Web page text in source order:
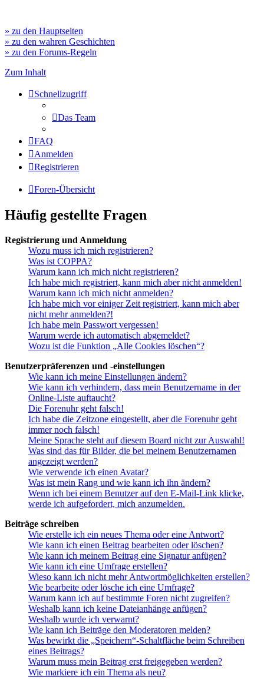
» zu den Hauptseiten
» zu den wahren Geschichten
» zu den Forums-Regeln
Zum Inhalt
Schnellzugriff
Das Team
FAQ
Anmelden
Registrieren
Foren-Übersicht
Häufig gestellte Fragen
Registrierung und Anmeldung
Wozu muss ich mich registrieren?
Was ist COPPA?
Warum kann ich mich nicht registrieren?
Ich habe mich registriert, kann mich aber nicht anmelden!
Warum kann ich mich nicht anmelden?
Ich habe mich vor einiger Zeit registriert, kann mich aber
nicht mehr anmelden?!
Ich habe mein Passwort vergessen!
Warum werde ich automatisch abgemeldet?
Wozu ist die Funktion „Alle Cookies löschen“?
Benutzerpräferenzen und -einstellungen
Wie kann ich meine Einstellungen ändern?
Wie kann ich verhindern, dass mein Benutzername in der
Online-Liste auftaucht?
Die Forenuhr geht falsch!
Ich habe die Zeitzone eingestellt, aber die Forenuhr geht
immer noch falsch!
Meine Sprache steht auf diesem Board nicht zur Auswahl!
Was sind das für Bilder, die bei meinem Benutzernamen
angezeigt werden?
Wie verwende ich einen Avatar?
Was ist mein Rang und wie kann ich ihn ändern?
Wenn ich bei einem Benutzer auf den E-Mail-Link klicke,
werde ich aufgefordert, mich anzumelden.
Beiträge schreiben
Wie erstelle ich ein neues Thema oder eine Antwort?
Wie kann ich einen Beitrag bearbeiten oder löschen?
Wie kann ich meinem Beitrag eine Signatur anfügen?
Wie kann ich eine Umfrage erstellen?
Wieso kann ich nicht mehr Antwortmöglichkeiten erstellen?
Wie bearbeite oder lösche ich eine Umfrage?
Warum kann ich auf bestimmte Foren nicht zugreifen?
Weshalb kann ich keine Dateianhänge anfügen?
Weshalb wurde ich verwarnt?
Wie kann ich Beiträge den Moderatoren melden?
Was bewirkt die „Speichern“-Schaltfläche beim Schreiben
eines Beitrags?
Warum muss mein Beitrag erst freigegeben werden?
Wie markiere ich ein Thema als neu?